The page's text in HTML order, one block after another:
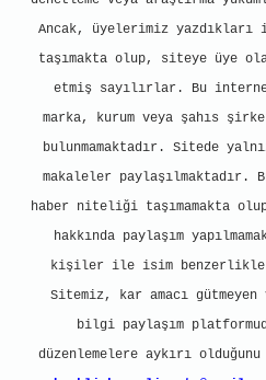
Ancak, üyelerimiz yazdıkları
taşımakta olup, siteye üye
etmiş sayılırlar. Bu
marka, kurum veya şahıs
bulunmamaktadır. Sitede
makaleler
haber niteliği taşımamakta
hakkında paylaşım
kişiler ile isim
Sitemiz, kar amacı
bilgi paylaşım
düzenlemelere aykırı